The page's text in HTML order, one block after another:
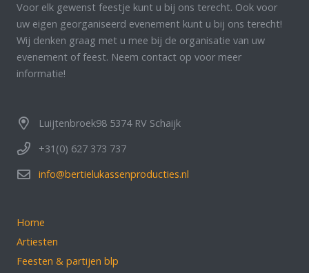
Voor elk gewenst feestje kunt u bij ons terecht. Ook voor
uw eigen georganiseerd evenement kunt u bij ons terecht!
Wij denken graag met u mee bij de organisatie van uw
evenement of feest. Neem contact op voor meer
informatie!
Luijtenbroek98 5374 RV Schaijk
+31(0) 627 373 737
info@bertielukassenproducties.nl
Home
Artiesten
Feesten & partijen blp